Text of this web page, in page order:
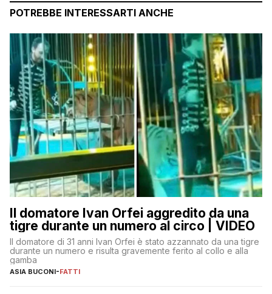
POTREBBE INTERESSARTI ANCHE
Il domatore Ivan Orfei aggredito da una
tigre durante un numero al circo | VIDEO
Il domatore di 31 anni Ivan Orfei è stato azzannato da una tigre
durante un numero e risulta gravemente ferito al collo e alla
gamba
ASIA BUCONI-FATTI